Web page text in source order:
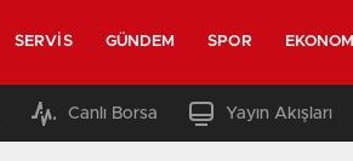
SERVIS GÜNDEM SPOR EKONOMI
Canlı Borsa Yayın Akışları